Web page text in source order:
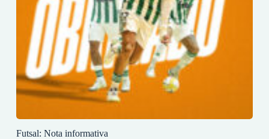
Futsal: Nota informativa